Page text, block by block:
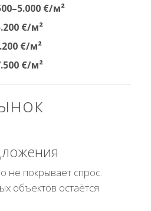
€/м²
€/м²
€/м²
€/м²
не покрывает спрос.
объектов остаётся